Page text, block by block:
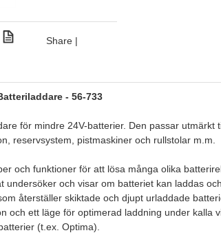
Share |
- 56-733
för mindre 24V-batterier. Den passar utmärkt
reservsystem, pistmaskiner och rullstolar m.m.
och funktioner för att lösa många olika
undersöker och visar om batteriet kan laddas
återställer skiktade och djupt urladdade
och ett läge för optimerad laddning under kalla
(t.ex. Optima).